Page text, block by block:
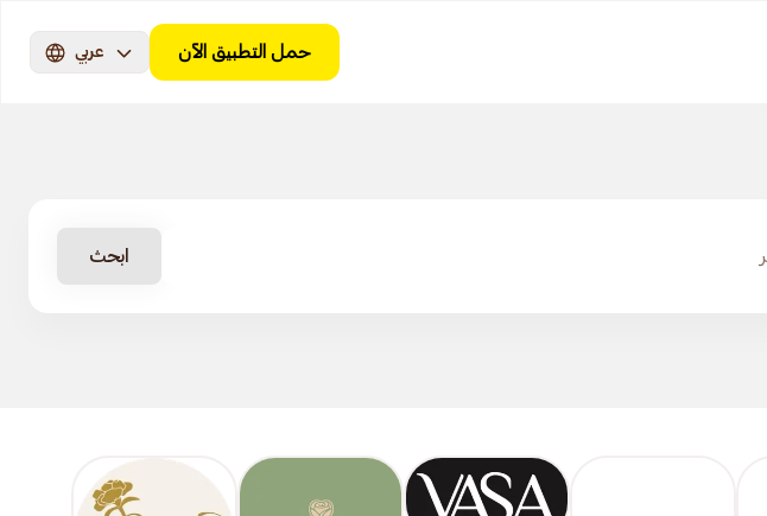
حمل التطبيق الآن عربي
ابحث